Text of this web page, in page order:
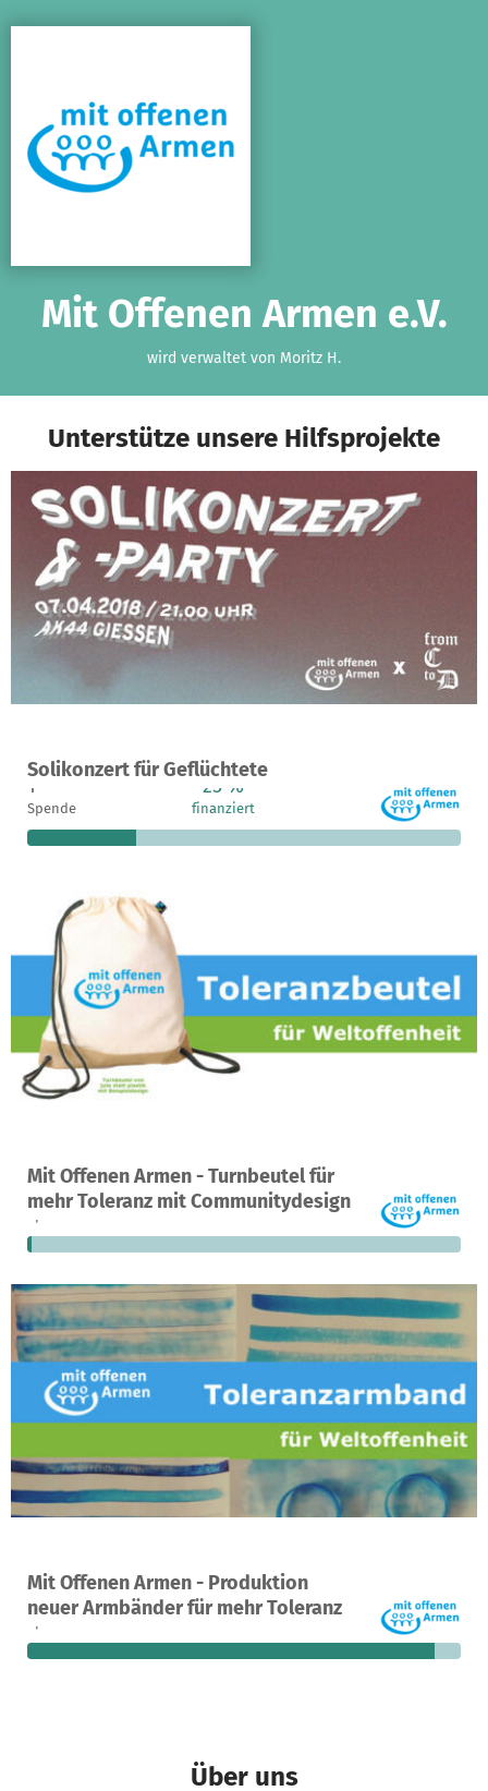
Mit Offenen Armen e.V.
wird verwaltet von Moritz H.
Unterstütze unsere Hilfsprojekte
Solikonzert für Geflüchtete
Ein Projekt in Gießen, Deutschland
1
Spende
25 %
finanziert
150 €
fehlen noch
Mit Offenen Armen - Turnbeutel für
mehr Toleranz mit Communitydesign
Ein Projekt in Hameln, Deutschland
1 1 % 695 €
fehlen noch
Mit Offenen Armen - Produktion
neuer Armbänder für mehr Toleranz
Ein Projekt in Hameln, Deutschland
44 94 % 110 €
fehlen noch
Über uns